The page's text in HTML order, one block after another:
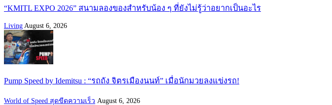
“KMITL EXPO 2026” สนามลองของสำหรับน้อง ๆ ที่ยังไม่รู้ว่าอยากเป็นอะไร
Living August 6, 2026
Pump Speed by Idemitsu : “รถถัง จิตรเมืองนนท์” เมื่อนักมวยลงแข่งรถ!
World of Speed สุดขีดความเร็ว August 6, 2026